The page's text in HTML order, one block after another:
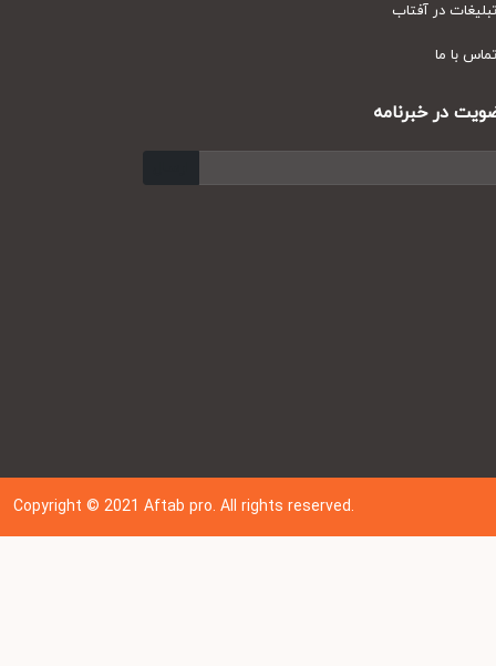
در آفتاب
با ما
در خبرنامه
Copyright © 202 1Aftab pro. All rights reserved.